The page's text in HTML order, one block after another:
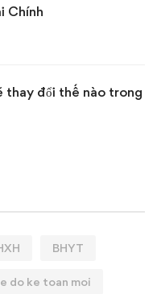
Chính
thay đổi thế nào trong
BHYT
do ke toan moi